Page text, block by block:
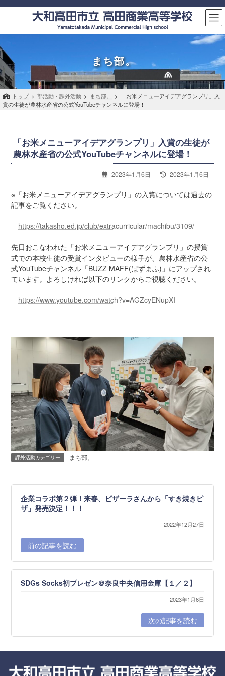
コ
ン
ツ
へ
ス
キ
ッ
プ
ナ
ー
シ
ョ
ン
に
移
動
まち部。
トップ > 部活動・課外活動 > まち部。 >
「お米メニューアイデアグランプリ」入
賞の生徒が農林水産省の公式YouTubeチャンネルに登場！
「お米メニューアイデアグランプリ」入賞の生徒が
農林水産省の公式YouTubeチャンネルに登場！
2023年1月6日
最
新
:
2023年1月6日
※「お米メニューアイデアグランプリ」の入賞については過去の
記事をご覧ください。
https://takasho.ed.jp/club/extracurricular/machibu/3109/
先日おこなわれた「お米メニューアイデアグランプリ」の授賞
式での本校生徒の受賞インタビューの様子が、農林水産省の公
式YouTubeチャンネル「BUZZ MAFF(ばずまふ)」にアップされ
ています。よろしければ以下のリンクからご視聴ください。
https://www.youtube.com/watch?v=AGZcyENupXI
課外活動カテゴリー まち部。
企業コラボ第２弾！来春、ピザーラさんから「すき焼きピ
ザ」発売決定！！！
2022年12月27日
前の記事を読む
SDGs Socks初プレゼン＠奈良中央信用金庫【１／２】
2023年1月6日
次の記事を読む